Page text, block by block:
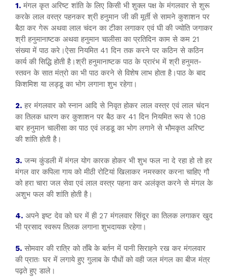
1. मंगल कृत अरिष्ट शांति के लिए किसी भी शुक्ल पक्ष के मंगलवार से शुरू
करके लाल वस्त्र पहनकर श्री हनुमान जी की मूर्ती से सामने कुशाशन पर
बैठा कर गेरू अथवा लाल चंदन का टीका लगाकर एवं घी की ज्योति जगाकर
श्री हनुमानाष्टक अथवा हनुमान चालीसा का प्रतिदिन काम से कम 21
संख्या में पाठ करे।ऐसा नियमित 41 दिन तक करने पर कठिन से कठिन
कार्य की सिद्धि होती है।श्री हनुमानाष्टक पाठ के प्रारंभ में श्री हनुमत-
स्तवन के सात मंत्रो का भी पाठ करने से विशेष लाभ होता है।पाठ के बाद
किशमिश या लड्डू का भोग लगाना शुभ रहेगा।
2. हर मंगलवार को स्नान आदि से निवृत होकर लाल वस्त्र एवं लाल चंदन
का तिलक धारण कर कुशाशन पर बैठ कर 41 दिन नियमित रूप से 108
बार हनुमान चालीसा का पाठ एवं लडडू का भोग लगाने से भौमकृत अरिष्ट
की शांति होती है।
3. जन्म कुंडली में मंगल योग कारक होकर भी शुभ फल ना दे रहा हो तो हर
मंगल वार कपिला गाय को मीठी रोटियां खिलाकर नमस्कार करना चाहिए गौ
को हरा चारा जल सेवा एवं लाल वस्त्र पहना कर अलंकृत करने से मंगल के
अशुभ फल की शांति होती है।
4. अपने इष्ट देव को घर में ही 27 मंगलवार सिंदूर का तिलक लगाकर खुद
भी प्रसाद स्वरूप तिलक लगाना शुभदायक रहेगा।
5. सोमवार की रात्रि को ताँबे के बर्तन में पानी सिराहने रख कर मंगलवार
की प्रातः घर में लगाये हुए गुलाब के पौधों को वही जल मंगल का बीज मंत्र
पढ़ते हुए डाले।